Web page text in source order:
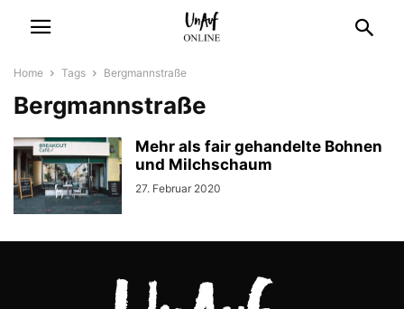
Home Tags Bergmannstraße
Bergmannstraße
Mehr als fair gehandelte Bohnen
und Milchschaum
27. Februar 2020